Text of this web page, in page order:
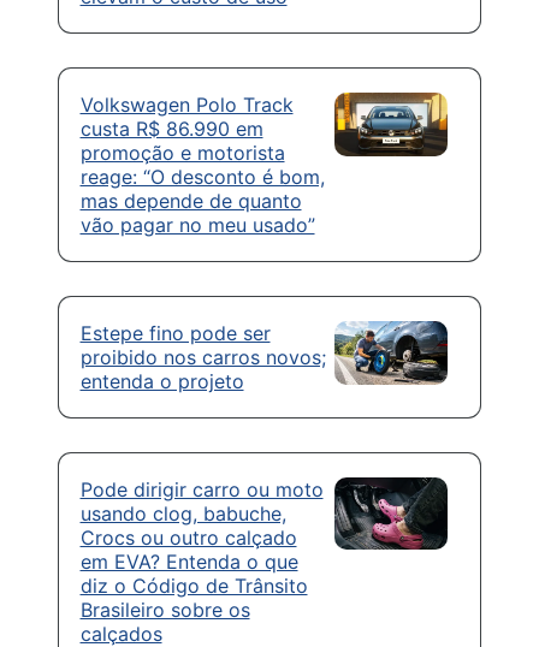
Volkswagen Polo Track
custa R$ 86.990 em
promoção e motorista
reage: “O desconto é bom,
mas depende de quanto
vão pagar no meu usado”
Estepe fino pode ser
proibido nos carros novos;
entenda o projeto
Pode dirigir carro ou moto
usando clog, babuche,
Crocs ou outro calçado
em EVA? Entenda o que
diz o Código de Trânsito
Brasileiro sobre os
calçados